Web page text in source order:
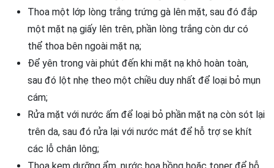
Thoa một lớp lòng trắng trứng gà lên mặt, sau đó đắp
một mặt nạ giấy lên trên, phần lòng trắng còn dư có
thể thoa bên ngoài mặt nạ;
Để yên trong vài phút đến khi mặt nạ khô hoàn toàn,
sau đó lột nhẹ theo một chiều duy nhất để loại bỏ mụn
cám;
Rửa mặt với nước ấm để loại bỏ phần mặt nạ còn sót lại
trên da, sau đó rửa lại với nước mát để hỗ trợ se khít
các lỗ chân lông;